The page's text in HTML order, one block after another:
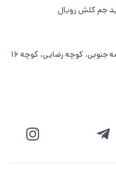
جم کلش رویال
تهران، بلوار فردوس غرب، سازمان برنامه جنوبی، کوچه رضایی، کوچه ۱۶